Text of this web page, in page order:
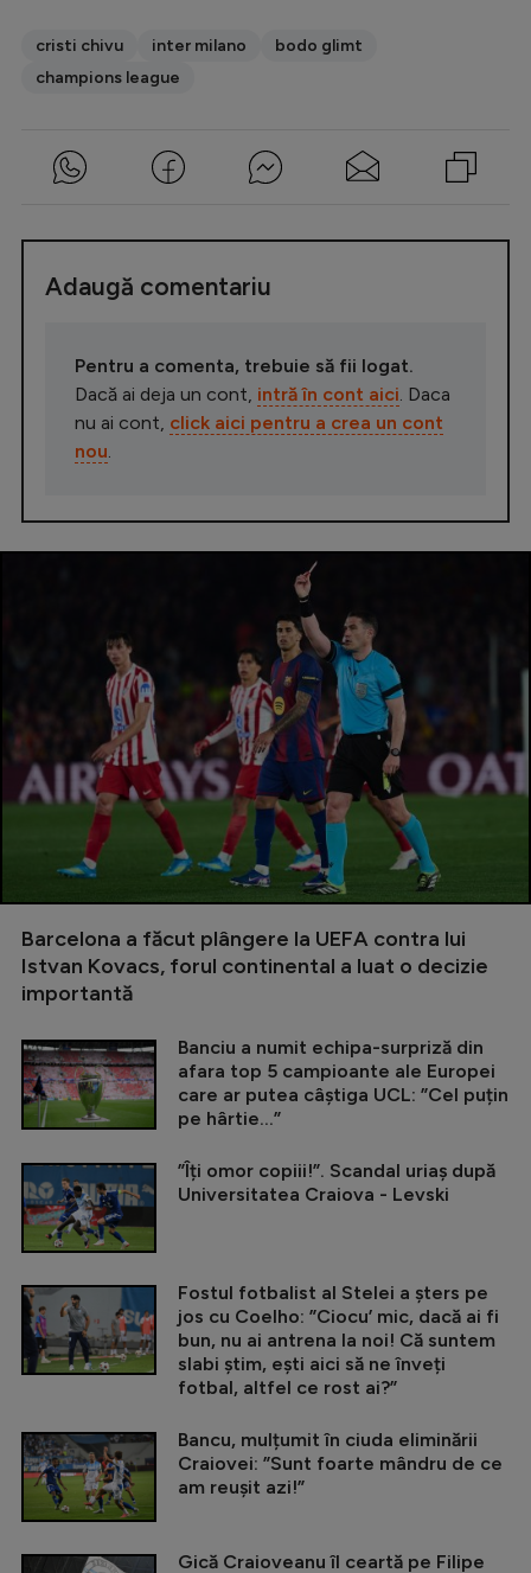
cristi chivu inter milano
bodo glimt
champions league
Adaugă comentariu
Pentru a comenta, trebuie să fii logat.
Dacă ai deja un cont, intră în cont aici . Daca
nu ai cont, click aici pentru a crea un cont
nou
Barcelona a făcut plângere la UEFA contra lui
Istvan Kovacs, forul continental a luat o decizie
importantă
Banciu a numit echipa-surpriză din
afara top 5 campioante ale Europei
care ar putea câștiga UCL: ”Cel puțin
pe hârtie...”
”Îți omor copiii!”. Scandal uriaș după
Universitatea Craiova - Levski
Fostul fotbalist al Stelei a șters pe
jos cu Coelho: ”Ciocu’ mic, dacă ai fi
bun, nu ai antrena la noi! Că suntem
slabi știm, ești aici să ne înveți
fotbal, altfel ce rost ai?”
Bancu, mulțumit în ciuda eliminării
Craiovei: ”Sunt foarte mândru de ce
am reușit azi!”
Gică Craioveanu îl ceartă pe Filipe